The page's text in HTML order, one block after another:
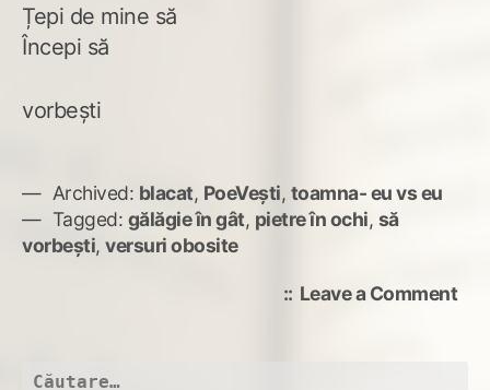
Țepi de mine să
Începi să
vorbești
Archived: blacat, PoeVești, toamna- eu vs eu
Tagged: gălăgie în gât, pietre în ochi, să
vorbești, versuri obosite
Leave a Commenton
Caută